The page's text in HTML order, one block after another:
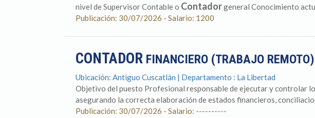
nivel de Supervisor Contable o Contadorgeneral Conocimiento
Publicación: 30/07/2026 - Salario: 1200
CONTADORFINANCIERO (TRABAJO REMOTO)
Ubicación: Antiguo Cuscatlán | Departamento : La Libertad
Objetivo del puesto Profesional responsable de ejecutar y controlar
asegurando la correcta elaboración de estados financieros,
Publicación: 30/07/2026 - Salario: ----------